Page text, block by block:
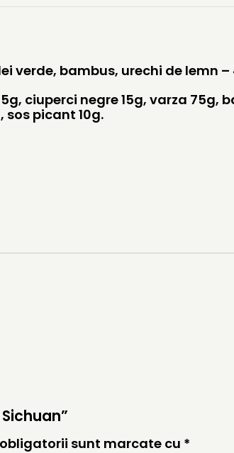
verde, bambus, urechi de lemn –
ciuperci negre 15g, varza 75g,
sos picant 10g.
sunt marcate cu *